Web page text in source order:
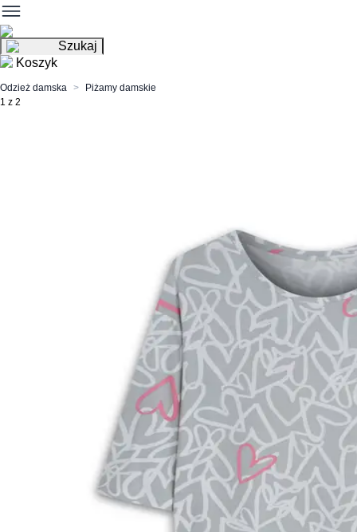
Szukaj
Koszyk
Odzież damska
Piżamy damskie
1 z 2